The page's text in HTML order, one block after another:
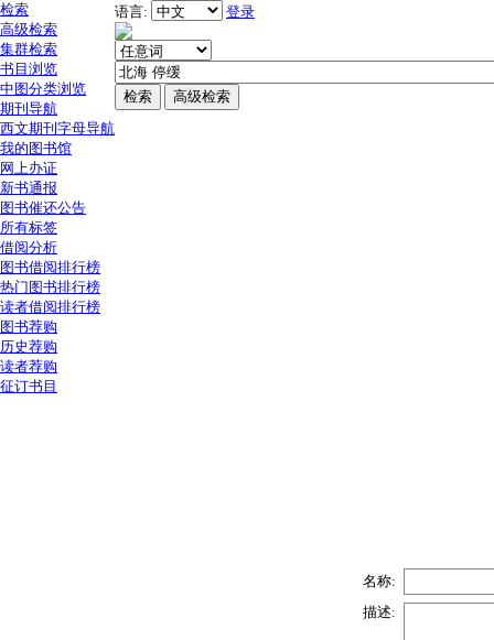
检索
高级检索
集群检索
书目浏览
中图分类浏览
期刊导航
西文期刊字母导航
我的图书馆
网上办证
新书通报
图书催还公告
所有标签
借阅分析
图书借阅排行榜
热门图书排行榜
读者借阅排行榜
图书荐购
历史荐购
读者荐购
征订书目
语言: 登录
名称:
描述: